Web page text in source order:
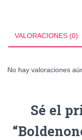
VALORACIONES (0)
No hay valoraciones
Sé el